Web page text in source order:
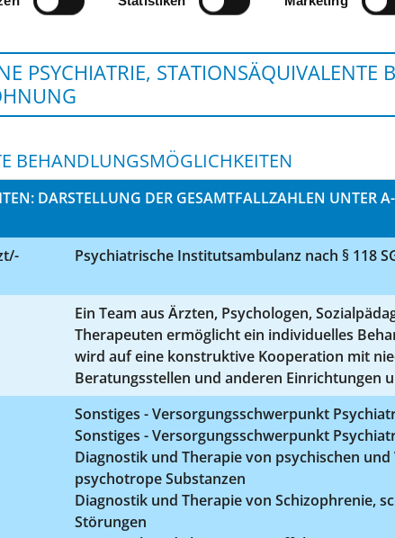
PSYCHIATRIE, STATIONSÄQUIVALENTE
BEHANDLUNGSMÖGLICHKEITEN
DARSTELLUNG DER GESAMTFALLZAHLEN UNTER A-
Psychiatrische Institutsambulanz nach § 118
Ein Team aus Ärzten, Psychologen,
Therapeuten ermöglicht ein individuelles
wird auf eine konstruktive Kooperation mit
Beratungsstellen und anderen Einrichtungen
Sonstiges - Versorgungsschwerpunkt
Sonstiges - Versorgungsschwerpunkt
Diagnostik und Therapie von psychischen
psychotrope Substanzen
Diagnostik und Therapie von Schizophrenie,
Störungen